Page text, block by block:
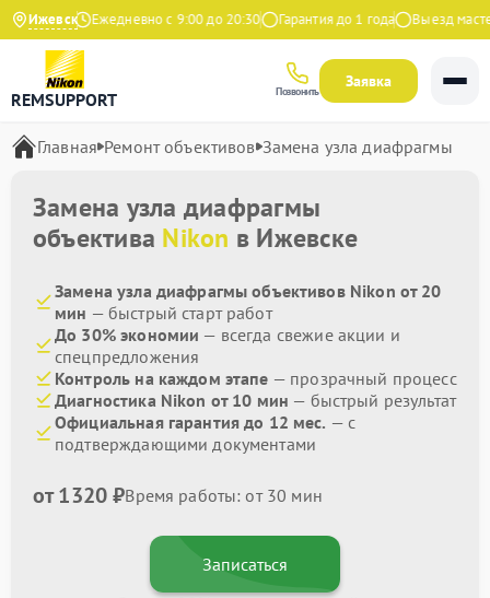
Ижевск
Яндекс Ежедневно с 9:00 до 20:30 Гарантия до 1 года Выезд
REMSUPPORT Позвонить
Заявка
Главная Ремонт объективов Замена узла диафрагмы
Замена узла диафрагмы
объектива Nikon в Ижевске
Замена узла диафрагмы объективов Nikon от 20
мин — быстрый старт работ
До 30% экономии — всегда свежие акции и
спецпредложения
Контроль на каждом этапе — прозрачный процесс
Диагностика Nikon от 10 мин — быстрый результат
Официальная гарантия до 12 мес. — с
подтверждающими документами
от 1320 ₽Время работы: от 30 мин
Записаться